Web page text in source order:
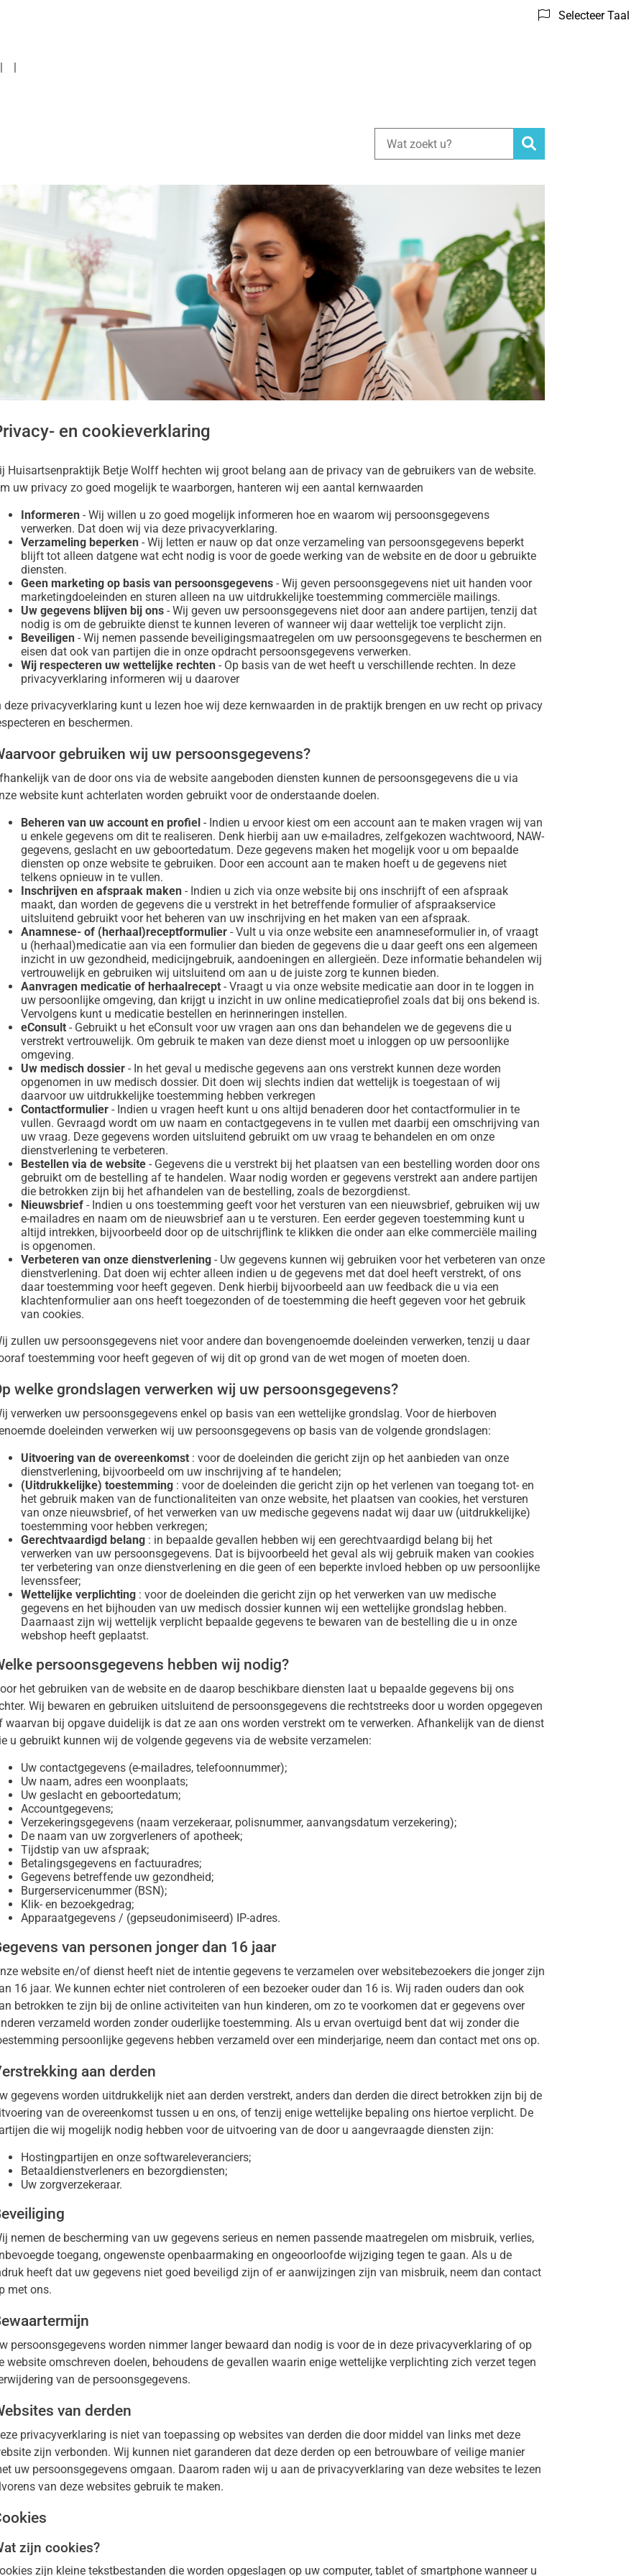
Selecteer Taal
Zoeken
en cookieverklaring
Huisartsenpraktijk Betje Wolff hechten wij groot belang aan de privacy van de gebruikers van de website.
uw privacy zo goed mogelijk te waarborgen, hanteren wij een aantal kernwaarden
Informeren - Wij willen u zo goed mogelijk informeren hoe en waarom wij persoonsgegevens
verwerken. Dat doen wij via deze privacyverklaring.
Verzameling beperken - Wij letten er nauw op dat onze verzameling van persoonsgegevens beperkt
blijft tot alleen datgene wat echt nodig is voor de goede werking van de website en de door u gebruikte
diensten.
Geen marketing op basis van persoonsgegevens - Wij geven persoonsgegevens niet uit handen voor
marketingdoeleinden en sturen alleen na uw uitdrukkelijke toestemming commerciële mailings.
Uw gegevens blijven bij ons - Wij geven uw persoonsgegevens niet door aan andere partijen, tenzij dat
nodig is om de gebruikte dienst te kunnen leveren of wanneer wij daar wettelijk toe verplicht zijn.
Beveiligen - Wij nemen passende beveiligingsmaatregelen om uw persoonsgegevens te beschermen en
eisen dat ook van partijen die in onze opdracht persoonsgegevens verwerken.
Wij respecteren uw wettelijke rechten - Op basis van de wet heeft u verschillende rechten. In deze
privacyverklaring informeren wij u daarover
deze privacyverklaring kunt u lezen hoe wij deze kernwaarden in de praktijk brengen en uw recht op privacy
en beschermen.
gebruiken wij uw persoonsgegevens?
van de door ons via de website aangeboden diensten kunnen de persoonsgegevens die u via
website kunt achterlaten worden gebruikt voor de onderstaande doelen.
Beheren van uw account en profiel - Indien u ervoor kiest om een account aan te maken vragen wij van
u enkele gegevens om dit te realiseren. Denk hierbij aan uw e-mailadres, zelfgekozen wachtwoord, NAW-
gegevens, geslacht en uw geboortedatum. Deze gegevens maken het mogelijk voor u om bepaalde
diensten op onze website te gebruiken. Door een account aan te maken hoeft u de gegevens niet
telkens opnieuw in te vullen.
Inschrijven en afspraak maken - Indien u zich via onze website bij ons inschrijft of een afspraak
maakt, dan worden de gegevens die u verstrekt in het betreffende formulier of afspraakservice
uitsluitend gebruikt voor het beheren van uw inschrijving en het maken van een afspraak.
Anamnese- of (herhaal)receptformulier - Vult u via onze website een anamneseformulier in, of vraagt
u (herhaal)medicatie aan via een formulier dan bieden de gegevens die u daar geeft ons een algemeen
inzicht in uw gezondheid, medicijngebruik, aandoeningen en allergieën. Deze informatie behandelen wij
vertrouwelijk en gebruiken wij uitsluitend om aan u de juiste zorg te kunnen bieden.
Aanvragen medicatie of herhaalrecept - Vraagt u via onze website medicatie aan door in te loggen in
uw persoonlijke omgeving, dan krijgt u inzicht in uw online medicatieprofiel zoals dat bij ons bekend is.
Vervolgens kunt u medicatie bestellen en herinneringen instellen.
eConsult - Gebruikt u het eConsult voor uw vragen aan ons dan behandelen we de gegevens die u
verstrekt vertrouwelijk. Om gebruik te maken van deze dienst moet u inloggen op uw persoonlijke
omgeving.
Uw medisch dossier - In het geval u medische gegevens aan ons verstrekt kunnen deze worden
opgenomen in uw medisch dossier. Dit doen wij slechts indien dat wettelijk is toegestaan of wij
daarvoor uw uitdrukkelijke toestemming hebben verkregen
Contactformulier - Indien u vragen heeft kunt u ons altijd benaderen door het contactformulier in te
vullen. Gevraagd wordt om uw naam en contactgegevens in te vullen met daarbij een omschrijving van
uw vraag. Deze gegevens worden uitsluitend gebruikt om uw vraag te behandelen en om onze
dienstverlening te verbeteren.
Bestellen via de website - Gegevens die u verstrekt bij het plaatsen van een bestelling worden door ons
gebruikt om de bestelling af te handelen. Waar nodig worden er gegevens verstrekt aan andere partijen
die betrokken zijn bij het afhandelen van de bestelling, zoals de bezorgdienst.
Nieuwsbrief - Indien u ons toestemming geeft voor het versturen van een nieuwsbrief, gebruiken wij uw
e-mailadres en naam om de nieuwsbrief aan u te versturen. Een eerder gegeven toestemming kunt u
altijd intrekken, bijvoorbeeld door op de uitschrijflink te klikken die onder aan elke commerciële mailing
is opgenomen.
Verbeteren van onze dienstverlening - Uw gegevens kunnen wij gebruiken voor het verbeteren van onze
dienstverlening. Dat doen wij echter alleen indien u de gegevens met dat doel heeft verstrekt, of ons
daar toestemming voor heeft gegeven. Denk hierbij bijvoorbeeld aan uw feedback die u via een
klachtenformulier aan ons heeft toegezonden of de toestemming die heeft gegeven voor het gebruik
van cookies.
zullen uw persoonsgegevens niet voor andere dan bovengenoemde doeleinden verwerken, tenzij u daar
toestemming voor heeft gegeven of wij dit op grond van de wet mogen of moeten doen.
welke grondslagen verwerken wij uw persoonsgegevens?
verwerken uw persoonsgegevens enkel op basis van een wettelijke grondslag. Voor de hierboven
doeleinden verwerken wij uw persoonsgegevens op basis van de volgende grondslagen:
Uitvoering van de overeenkomst : voor de doeleinden die gericht zijn op het aanbieden van onze
dienstverlening, bijvoorbeeld om uw inschrijving af te handelen;
(Uitdrukkelijke) toestemming : voor de doeleinden die gericht zijn op het verlenen van toegang tot- en
het gebruik maken van de functionaliteiten van onze website, het plaatsen van cookies, het versturen
van onze nieuwsbrief, of het verwerken van uw medische gegevens nadat wij daar uw (uitdrukkelijke)
toestemming voor hebben verkregen;
Gerechtvaardigd belang : in bepaalde gevallen hebben wij een gerechtvaardigd belang bij het
verwerken van uw persoonsgegevens. Dat is bijvoorbeeld het geval als wij gebruik maken van cookies
ter verbetering van onze dienstverlening en die geen of een beperkte invloed hebben op uw persoonlijke
levenssfeer;
Wettelijke verplichting : voor de doeleinden die gericht zijn op het verwerken van uw medische
gegevens en het bijhouden van uw medisch dossier kunnen wij een wettelijke grondslag hebben.
Daarnaast zijn wij wettelijk verplicht bepaalde gegevens te bewaren van de bestelling die u in onze
webshop heeft geplaatst.
persoonsgegevens hebben wij nodig?
het gebruiken van de website en de daarop beschikbare diensten laat u bepaalde gegevens bij ons
Wij bewaren en gebruiken uitsluitend de persoonsgegevens die rechtstreeks door u worden opgegeven
waarvan bij opgave duidelijk is dat ze aan ons worden verstrekt om te verwerken. Afhankelijk van de dienst
u gebruikt kunnen wij de volgende gegevens via de website verzamelen:
Uw contactgegevens (e-mailadres, telefoonnummer);
Uw naam, adres een woonplaats;
Uw geslacht en geboortedatum;
Accountgegevens;
Verzekeringsgegevens (naam verzekeraar, polisnummer, aanvangsdatum verzekering);
De naam van uw zorgverleners of apotheek;
Tijdstip van uw afspraak;
Betalingsgegevens en factuuradres;
Gegevens betreffende uw gezondheid;
Burgerservicenummer (BSN);
Klik- en bezoekgedrag;
Apparaatgegevens / (gepseudonimiseerd) IP-adres.
van personen jonger dan 16 jaar
website en/of dienst heeft niet de intentie gegevens te verzamelen over websitebezoekers die jonger zijn
16 jaar. We kunnen echter niet controleren of een bezoeker ouder dan 16 is. Wij raden ouders dan ook
betrokken te zijn bij de online activiteiten van hun kinderen, om zo te voorkomen dat er gegevens over
verzameld worden zonder ouderlijke toestemming. Als u ervan overtuigd bent dat wij zonder die
persoonlijke gegevens hebben verzameld over een minderjarige, neem dan contact met ons op.
aan derden
gegevens worden uitdrukkelijk niet aan derden verstrekt, anders dan derden die direct betrokken zijn bij de
van de overeenkomst tussen u en ons, of tenzij enige wettelijke bepaling ons hiertoe verplicht. De
die wij mogelijk nodig hebben voor de uitvoering van de door u aangevraagde diensten zijn:
Hostingpartijen en onze softwareleveranciers;
Betaaldienstverleners en bezorgdiensten;
Uw zorgverzekeraar.
nemen de bescherming van uw gegevens serieus en nemen passende maatregelen om misbruik, verlies,
toegang, ongewenste openbaarmaking en ongeoorloofde wijziging tegen te gaan. Als u de
heeft dat uw gegevens niet goed beveiligd zijn of er aanwijzingen zijn van misbruik, neem dan contact
met ons.
persoonsgegevens worden nimmer langer bewaard dan nodig is voor de in deze privacyverklaring of op
website omschreven doelen, behoudens de gevallen waarin enige wettelijke verplichting zich verzet tegen
van de persoonsgegevens.
van derden
privacyverklaring is niet van toepassing op websites van derden die door middel van links met deze
zijn verbonden. Wij kunnen niet garanderen dat deze derden op een betrouwbare of veilige manier
uw persoonsgegevens omgaan. Daarom raden wij u aan de privacyverklaring van deze websites te lezen
van deze websites gebruik te maken.
zijn cookies?
zijn kleine tekstbestanden die worden opgeslagen op uw computer, tablet of smartphone wanneer u